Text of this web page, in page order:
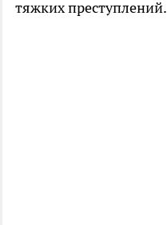
тяжких преступлений.